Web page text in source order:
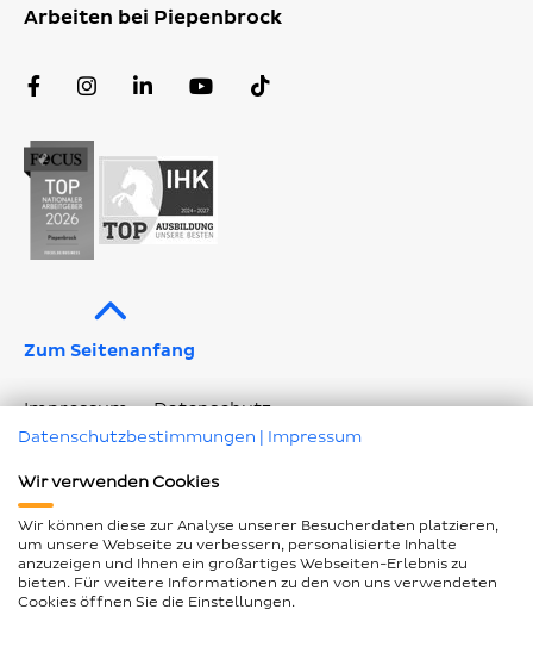
Arbeiten bei Piepenbrock
FacebookInstagram
LinkedInYouTube
Zum Seitenanfang
Impressum
Datenschutz
Geschlechtergerechte Sprache
Barrierefreiheitserklärung
Cookie Einstellungen ändern
© Piepenbrock Service GmbH + Co. KG 2026
Datenschutzbestimmungen | Impressum
Wir verwenden Cookies
Wir können diese zur Analyse unserer Besucherdaten platzieren,
um unsere Webseite zu verbessern, personalisierte Inhalte
anzuzeigen und Ihnen ein großartiges Webseiten-Erlebnis zu
bieten. Für weitere Informationen zu den von uns verwendeten
Cookies öffnen Sie die Einstellungen.